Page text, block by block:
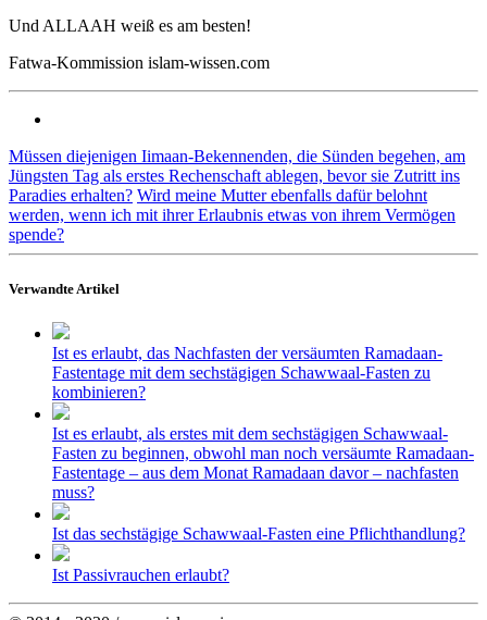
Und ALLAAH weiß es am besten!
Fatwa-Kommission islam-wissen.com
Müssen diejenigen Iimaan-Bekennenden, die Sünden begehen, am
Jüngsten Tag als erstes Rechenschaft ablegen, bevor sie Zutritt ins
Paradies erhalten? Wird meine Mutter ebenfalls dafür belohnt
werden, wenn ich mit ihrer Erlaubnis etwas von ihrem Vermögen
spende?
Verwandte Artikel
Ist es erlaubt, das Nachfasten der versäumten Ramadaan-
Fastentage mit dem sechstägigen Schawwaal-Fasten zu
kombinieren?
Ist es erlaubt, als erstes mit dem sechstägigen Schawwaal-
Fasten zu beginnen, obwohl man noch versäumte Ramadaan-
Fastentage – aus dem Monat Ramadaan davor – nachfasten
muss?
Ist das sechstägige Schawwaal-Fasten eine Pflichthandlung?
Ist Passivrauchen erlaubt?